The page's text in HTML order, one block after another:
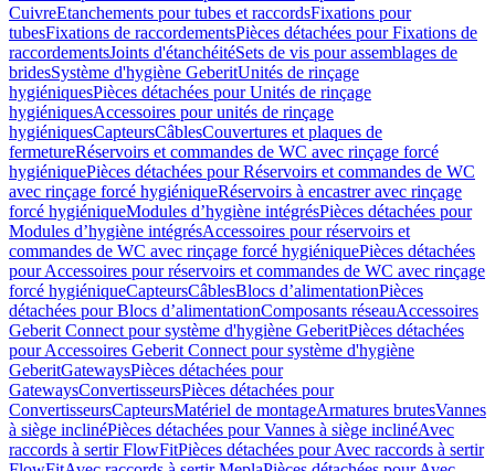
CuivreEtanchements pour tubes et raccordsFixations pour
tubesFixations de raccordementsPièces détachées pour Fixations de
raccordementsJoints d'étanchéitéSets de vis pour assemblages de
bridesSystème d'hygiène GeberitUnités de rinçage
hygiéniquesPièces détachées pour Unités de rinçage
hygiéniquesAccessoires pour unités de rinçage
hygiéniquesCapteursCâblesCouvertures et plaques de
fermetureRéservoirs et commandes de WC avec rinçage forcé
hygiéniquePièces détachées pour Réservoirs et commandes de WC
avec rinçage forcé hygiéniqueRéservoirs à encastrer avec rinçage
forcé hygiéniqueModules d’hygiène intégrésPièces détachées pour
Modules d’hygiène intégrésAccessoires pour réservoirs et
commandes de WC avec rinçage forcé hygiéniquePièces détachées
pour Accessoires pour réservoirs et commandes de WC avec rinçage
forcé hygiéniqueCapteursCâblesBlocs d’alimentationPièces
détachées pour Blocs d’alimentationComposants réseauAccessoires
Geberit Connect pour système d'hygiène GeberitPièces détachées
pour Accessoires Geberit Connect pour système d'hygiène
GeberitGatewaysPièces détachées pour
GatewaysConvertisseursPièces détachées pour
ConvertisseursCapteursMatériel de montageArmatures brutesVannes
à siège inclinéPièces détachées pour Vannes à siège inclinéAvec
raccords à sertir FlowFitPièces détachées pour Avec raccords à sertir